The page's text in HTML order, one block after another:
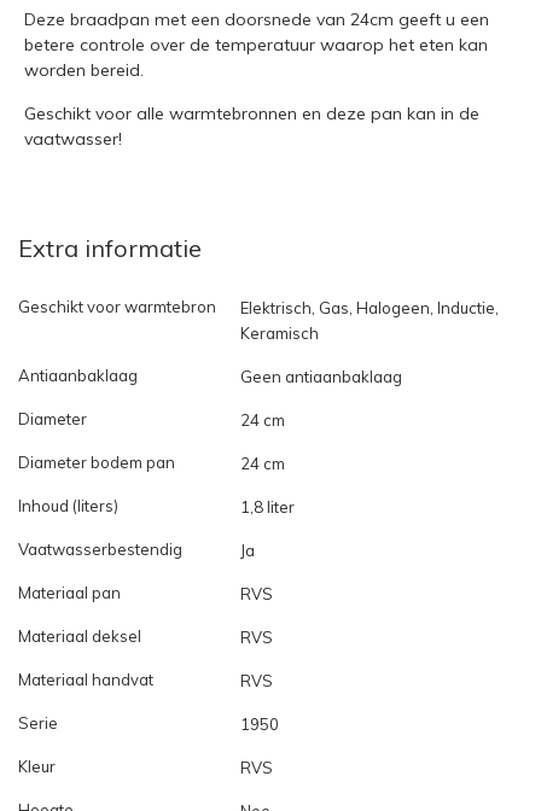
Deze braadpan met een doorsnede van 24cm geeft u een
betere controle over de temperatuur waarop het eten kan
worden bereid.
Geschikt voor alle warmtebronnen en deze pan kan in de
vaatwasser!
Extra informatie
Geschikt voor warmtebron
Elektrisch, Gas, Halogeen, Inductie,
Keramisch
Antiaanbaklaag Geen antiaanbaklaag
Diameter 24 cm
Diameter bodem pan 24 cm
Inhoud (liters) 1,8 liter
Vaatwasserbestendig Ja
Materiaal pan RVS
Materiaal deksel RVS
Materiaal handvat RVS
Serie 1950
Kleur RVS